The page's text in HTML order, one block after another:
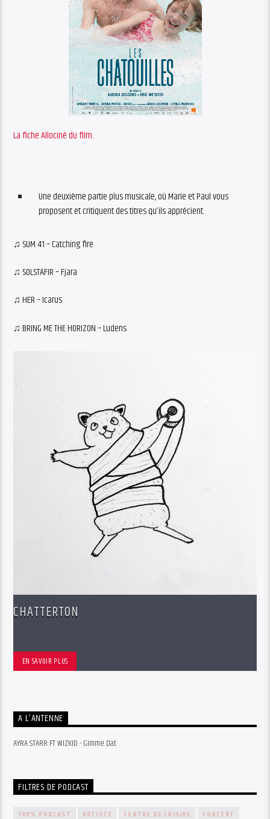
La fiche Allociné du film.
Une deuxième partie plus musicale, où Marie et Paul vous
proposent et critiquent des titres qu’ils apprécient.
♫ SUM 41 – Catching fire
♫ SOLSTAFIR – Fjara
♫ HER – Icarus
♫ BRING ME THE HORIZON – Ludens
CHATTERTON
EN SAVOIR PLUS
A L’ANTENNE
AYRA STARR FT WIZKID - Gimme Dat
FILTRES DE PODCAST
100% PODCAST ARTISTE CENTRE DE LOISIRS CONCERT